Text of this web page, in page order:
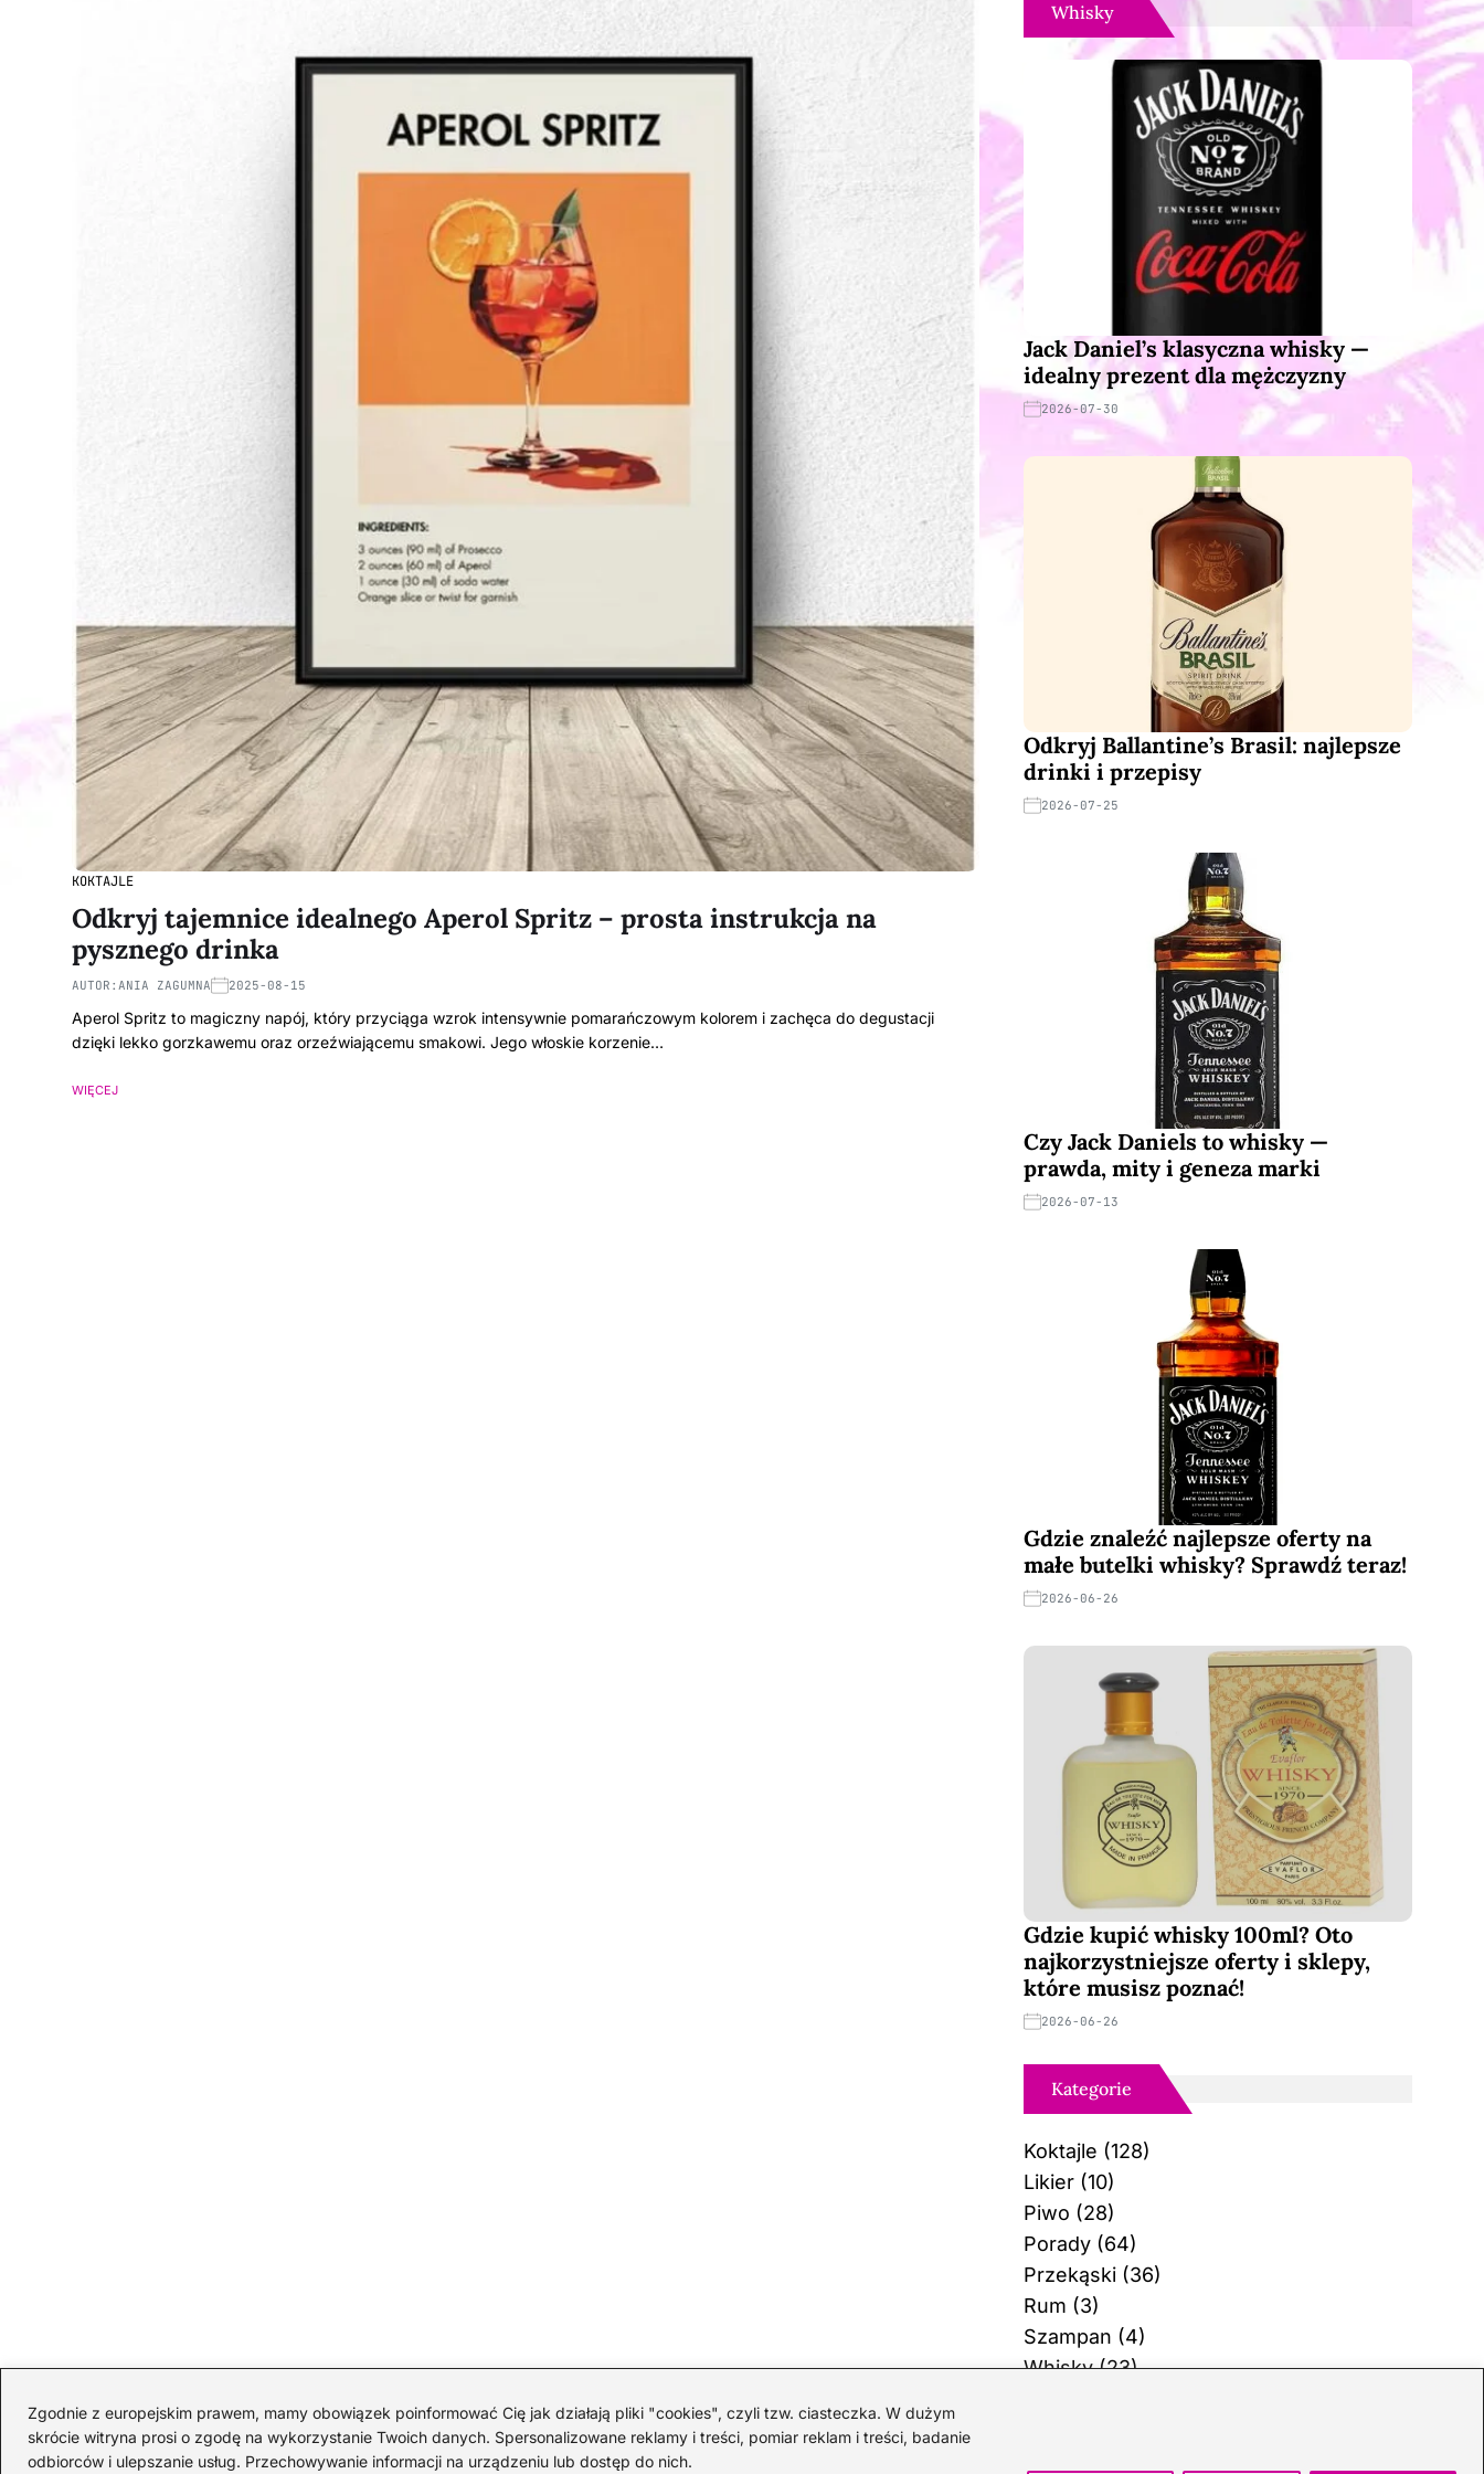
Zgodnie z europejskim prawem, mamy obowiązek poinformować Cię jak działają pliki "cookies", czyli tzw. ciasteczka. W dużym
skrócie witryna prosi o zgodę na wykorzystanie Twoich danych. Spersonalizowane reklamy i treści, pomiar reklam i treści, badanie
odbiorców i ulepszanie usług. Przechowywanie informacji na urządzeniu lub dostęp do nich.
KOKTAJLE
Odkryj tajemnice idealnego Aperol Spritz – prosta instrukcja na
pysznego drinka
AUTOR: ANIA ZAGUMNA 2025-08-15
Aperol Spritz to magiczny napój, który przyciąga wzrok intensywnie pomarańczowym kolorem i zachęca do degustacji
dzięki lekko gorzkawemu oraz orzeźwiającemu smakowi. Jego włoskie korzenie…
WIĘCEJ
Whisky
Jack Daniel’s klasyczna whisky —
idealny prezent dla mężczyzny
2026-07-30
Odkryj Ballantine’s Brasil: najlepsze
drinki i przepisy
2026-07-25
Czy Jack Daniels to whisky —
prawda, mity i geneza marki
2026-07-13
Gdzie znaleźć najlepsze oferty na
małe butelki whisky? Sprawdź teraz!
2026-06-26
Gdzie kupić whisky 100ml? Oto
najkorzystniejsze oferty i sklepy,
które musisz poznać!
2026-06-26
Kategorie
Koktajle (128)
Likier(10)
Piwo (28)
Porady(64)
Przekąski(36)
Rum (3)
Szampan (4)
Whisky(23)